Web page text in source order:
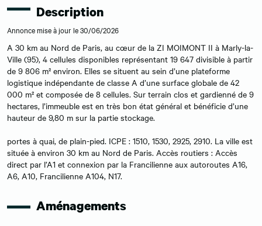
Description
Annonce mise à jour le 30/06/2026
A 30 km au Nord de Paris, au cœur de la ZI MOIMONT II à Marly-la-
Ville (95), 4 cellules disponibles représentant 19 647 divisible à partir
de 9 806 m² environ. Elles se situent au sein d’une plateforme
logistique indépendante de classe A d’une surface globale de 42
000 m² et composée de 8 cellules. Sur terrain clos et gardienné de 9
hectares, l’immeuble est en très bon état général et bénéficie d’une
hauteur de 9,80 m sur la partie stockage.
portes à quai, de plain-pied. ICPE : 1510, 1530, 2925, 2910. La ville est
située à environ 30 km au Nord de Paris. Accès routiers : Accès
direct par l’A1 et connexion par la Francilienne aux autoroutes A16,
A6, A10, Francilienne A104, N17.
Aménagements